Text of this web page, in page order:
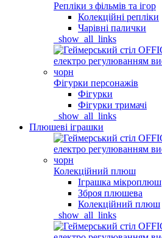
Репліки з фільмів та ігор
Колекційні репліки
Чарівні палички
_show_all_links
Фігурки персонажів
Фігурки
Фігурки тримачі
_show_all_links
Плюшеві іграшки
Колекційний плюш
Іграшка мікроплюш
Зброя плюшева
Колекційний плюш
_show_all_links